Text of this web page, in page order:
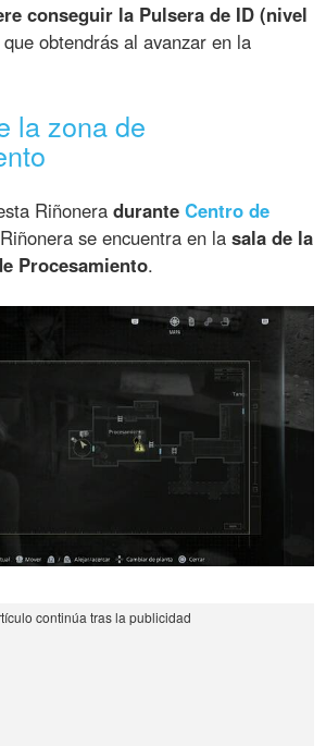
conseguir la Pulsera de ID (nivel
obtendrás al avanzar en la
la zona de
RiñoneraduranteCentro de
se encuentra en lasala de la
Procesamiento.